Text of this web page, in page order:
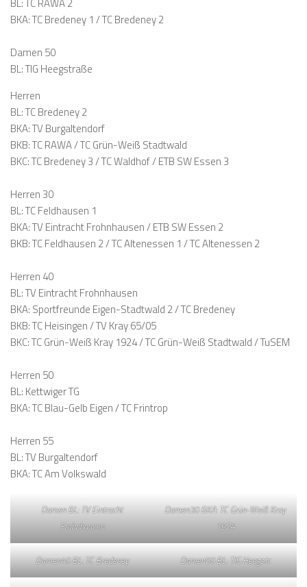
BL: TC RAWA 2
BKA: TC Bredeney 1 / TC Bredeney 2
Damen 50
BL: TIG Heegstraße
Herren
BL: TC Bredeney 2
BKA: TV Burgaltendorf
BKB: TC RAWA / TC Grün-Weiß Stadtwald
BKC: TC Bredeney 3 / TC Waldhof / ETB SW Essen 3
Herren 30
BL: TC Feldhausen 1
BKA: TV Eintracht Frohnhausen / ETB SW Essen 2
BKB: TC Feldhausen 2 / TC Altenessen 1 / TC Altenessen 2
Herren 40
BL: TV Eintracht Frohnhausen
BKA: Sportfreunde Eigen-Stadtwald 2 / TC Bredeney
BKB: TC Heisingen / TV Kray 65/05
BKC: TC Grün-Weiß Kray 1924 / TC Grün-Weiß Stadtwald / TuSEM
Herren 50
BL: Kettwiger TG
BKA: TC Blau-Gelb Eigen / TC Frintrop
Herren 55
BL: TV Burgaltendorf
BKA: TC Am Volkswald
Damen BL: TV Eintracht
Frohnhausen
Damen30 BKA: TC Grün-Weiß Kray
1924
Damen40 BL: TC Bredeney Damen50 BL: TIG Heegstr.